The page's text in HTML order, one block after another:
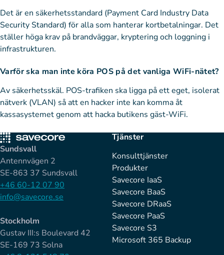
Det är en säkerhetsstandard (Payment Card Industry Data
Security Standard) för alla som hanterar kortbetalningar. Det
ställer höga krav på brandväggar, kryptering och loggning i
infrastrukturen.
Varför ska man inte köra POS på det vanliga WiFi-nätet?
Av säkerhetsskäl. POS-trafiken ska ligga på ett eget, isolerat
nätverk (VLAN) så att en hacker inte kan komma åt
kassasystemet genom att hacka butikens gäst-WiFi.
Sundsvall
Antennvägen 2
SE-863 37 Sundsvall
+46 60-12 07 90
info@savecore.se
Stockholm
Gustav III:s Boulevard 42
SE-169 73 Solna
Tjänster
Konsulttjänster
Produkter
Savecore IaaS
Savecore BaaS
Savecore DRaaS
Savecore PaaS
Savecore S3
Microsoft 365 Backup